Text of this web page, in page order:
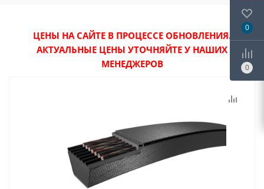
ЦЕНЫ НА САЙТЕ В ПРОЦЕССЕ ОБНОВЛЕНИЯ.
АКТУАЛЬНЫЕ ЦЕНЫ УТОЧНЯЙТЕ У НАШИХ
МЕНЕДЖЕРОВ
0
0